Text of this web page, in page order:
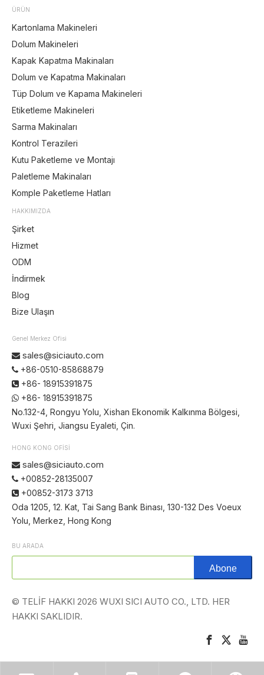
ÜRÜN
Kartonlama Makineleri
Dolum Makineleri
Kapak Kapatma Makinaları
Dolum ve Kapatma Makinaları
Tüp Dolum ve Kapama Makineleri
Etiketleme Makineleri
Sarma Makinaları
Kontrol Terazileri
Kutu Paketleme ve Montajı
Paletleme Makinaları
Komple Paketleme Hatları
HAKKIMIZDA
Şirket
Hizmet
ODM
İndirmek
Blog
Bize Ulaşın
Genel Merkez Ofisi
 sales@siciauto.com
 +86-0510-85868879
 +86- 18915391875
 +86- 18915391875
No.132-4, Rongyu Yolu, Xishan Ekonomik Kalkınma Bölgesi,
Wuxi Şehri, Jiangsu Eyaleti, Çin.
HONG KONG OFİSİ
 sales@siciauto.com
 +00852-28135007
 +00852-3173 3713
Oda 1205, 12. Kat, Tai Sang Bank Binası, 130-132 Des Voeux
Yolu, Merkez, Hong Kong
BU ARADA
Abone
© TELİF HAKKI 2026 WUXI SICI AUTO CO., LTD. HER
HAKKI SAKLIDIR.